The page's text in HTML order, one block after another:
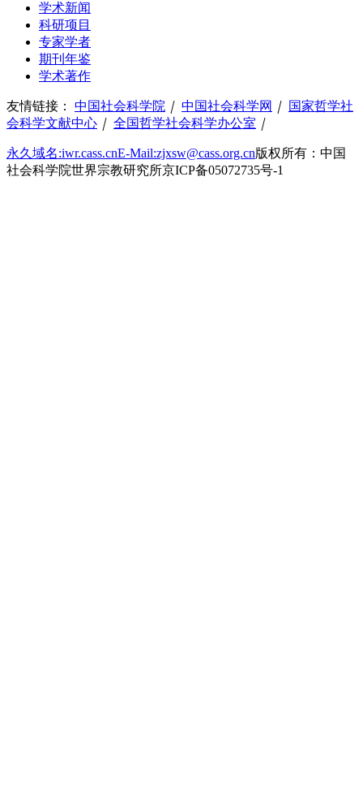
学术新闻
科研项目
专家学者
期刊年鉴
学术著作
友情链接： 中国社会科学院 ｜ 中国社会科学网 ｜ 国家哲学社
会科学文献中心 ｜ 全国哲学社会科学办公室 ｜
永久域名:iwr.cass.cnE-Mail:zjxsw@cass.org.cn版权所有：中国
社会科学院世界宗教研究所京ICP备05072735号-1